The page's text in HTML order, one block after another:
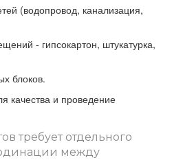
(водопровод, канализация,
- гипсокартон, штукатурка,
блоков.
качества и проведение
требует отдельного
между